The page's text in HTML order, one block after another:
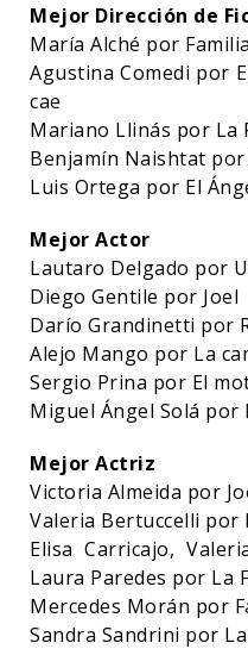
Mejor Dirección de
María Alché por
Agustina Comedi por
cae
Mariano Llinás por La
Benjamín Naishtat por
Luis Ortega por El
Mejor Actor
Lautaro Delgado por
Diego Gentile por Joel
Darío Grandinetti por
Alejo Mango por La
Sergio Prina por El
Miguel Ángel Solá por
Mejor Actriz
Victoria Almeida por
Valeria Bertuccelli por
Elisa Carricajo,
Laura Paredes por La
Mercedes Morán por
Sandra Sandrini por